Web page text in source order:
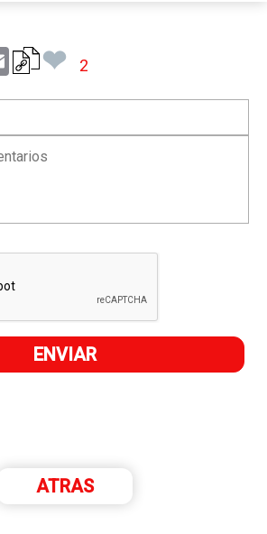
Email ❤ 2
ATRAS